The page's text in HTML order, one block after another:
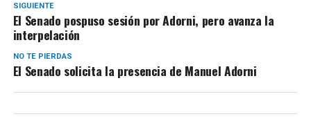
SIGUIENTE
El Senado pospuso sesión por Adorni, pero avanza la
interpelación
NO TE PIERDAS
El Senado solicita la presencia de Manuel Adorni